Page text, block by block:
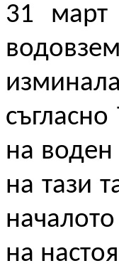
31 март
на воден
на тази
на